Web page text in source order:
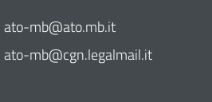
ato-mb@ato.mb.it
ato-mb@cgn.legalmail.it